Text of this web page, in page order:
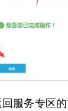
服务专区